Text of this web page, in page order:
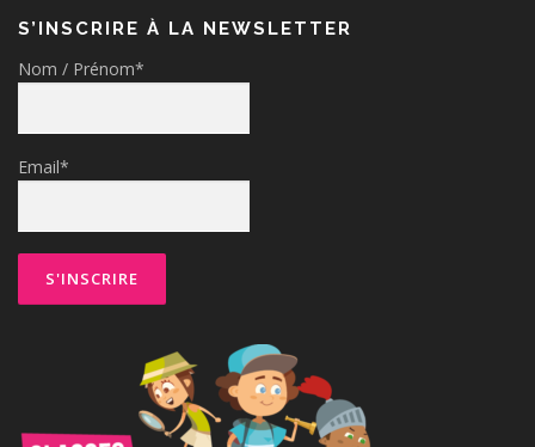
S’INSCRIRE À LA NEWSLETTER
Nom / Prénom*
Email*